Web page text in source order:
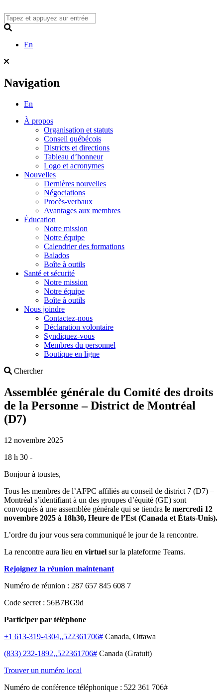
to
content
En
Navigation
En
À propos
Organisation et statuts
Conseil québécois
Districts et directions
Tableau d’honneur
Logo et acronymes
Nouvelles
Dernières nouvelles
Négociations
Procès-verbaux
Avantages aux membres
Éducation
Notre mission
Notre équipe
Calendrier des formations
Balados
Boîte à outils
Santé et sécurité
Notre mission
Notre équipe
Boîte à outils
Nous joindre
Contactez-nous
Déclaration volontaire
Syndiquez-vous
Membres du personnel
Boutique en ligne
ChercherSearch
Assemblée générale du Comité des droits
de la Personne – District de Montréal
(D7)
12 novembre 2025
18 h 30 -
Bonjour à toustes,
Tous les membres de l’AFPC affiliés au conseil de district 7 (D7) –
Montréal s’identifiant à un des groupes d’équité (GE) sont
convoqués à une assemblée générale qui se tiendra le mercredi 12
novembre 2025 à 18h30, Heure de l’Est (Canada et États-Unis).
L’ordre du jour vous sera communiqué le jour de la rencontre.
La rencontre aura lieu en virtuel sur la plateforme Teams.
Rejoignez la réunion maintenant
Numéro de réunion : 287 657 845 608 7
Code secret : 56B7BG9d
Participer par téléphone
+1 613-319-4304,,522361706# Canada, Ottawa
(833) 232-1892,,522361706# Canada (Gratuit)
Trouver un numéro local
Numéro de conférence téléphonique : 522 361 706#